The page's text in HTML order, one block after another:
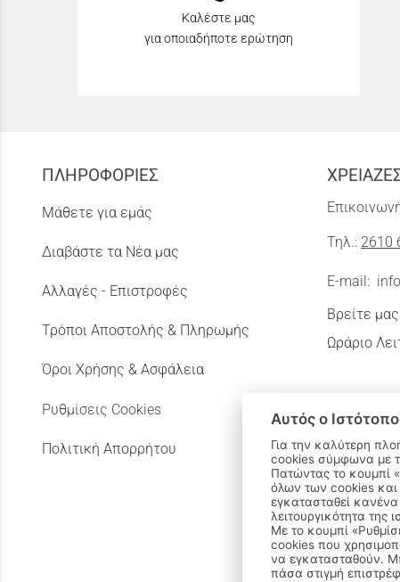
Καλέστε μας
για οποιαδήποτε ερώτηση
ΠΛΗΡΟΦΟΡΙΕΣ
Μάθετε για εμάς
Διαβάστε τα Νέα μας
Αλλαγές - Επιστροφές
Τρόποι Αποστολής & Πληρωμής
Όροι Χρήσης & Ασφάλεια
Ρυθμίσεις Cookies
Πολιτική Απορρήτου
Τηλ.: 2610
E-mail:
Βρείτε
Ωράριο
Αυτός ο
Για την καλύτερη
cookies σύμφωνα με
Πατώντας το κουμπί «Αποδοχή όλων» αποδέχεστε την εγκατάσταση
όλων των cookies και
εγκατασταθεί
λειτουργικότητα της
Με το κουμπί
cookies που
να εγκατασταθούν.
πάσα στιγμή